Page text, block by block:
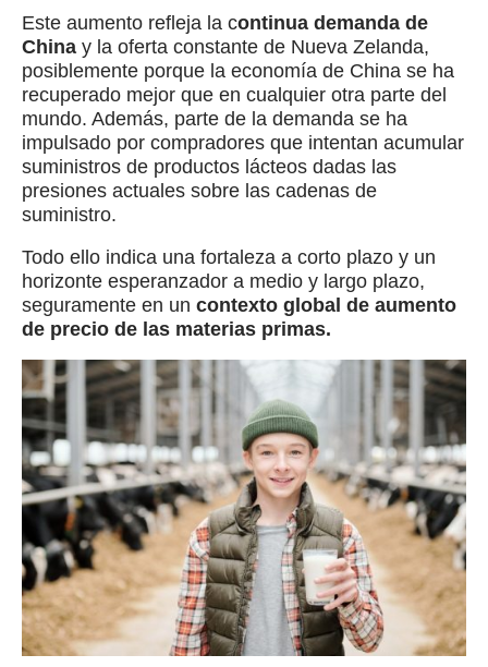
Este aumento refleja la continua demanda de
China y la oferta constante de Nueva Zelanda,
posiblemente porque la economía de China se ha
recuperado mejor que en cualquier otra parte del
mundo. Además, parte de la demanda se ha
impulsado por compradores que intentan acumular
suministros de productos lácteos dadas las
presiones actuales sobre las cadenas de
suministro.
Todo ello indica una fortaleza a corto plazo y un
horizonte esperanzador a medio y largo plazo,
seguramente en un contexto global de aumento
de precio de las materias primas.